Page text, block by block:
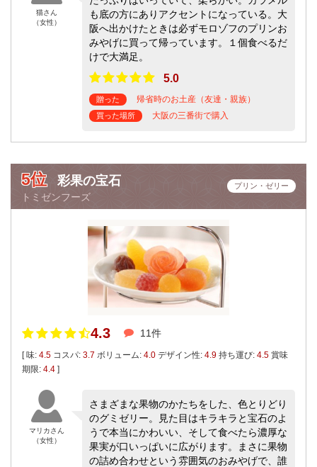
猫さん
（女性）
も底の方にありアクセントになっている。大
阪へ出かけたときは必ずモロゾフのプリンお
みやげに買って帰っています。１個食べるだ
けで大満足。
5.0
贈った 帰省時のお土産（友達・親族）
買った場所 大阪の三番街で購入
5位 彩果の宝石
トミゼンフーズ
プリン・ゼリー
4.3 11件
[ 味: 4.5 コスパ: 3.7 ボリューム: 4.0 デザイン性: 4.9 持ち運び: 4.5 賞味
期限: 4.4 ]
マリカさん
（女性）
さまざまな果物のかたちをした、色とりどり
のグミゼリー。見た目はキラキラと宝石のよ
うで本当にかわいい、そして食べたら濃厚な
果実が口いっぱいに広がります。まさに果物
の詰め合わせという雰囲気のおみやげで、誰